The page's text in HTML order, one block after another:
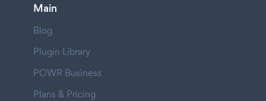
Main
Blog
Plugin Library
POWR Business
Plans & Pricing